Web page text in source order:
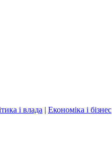
і влада | Економіка і бізнес